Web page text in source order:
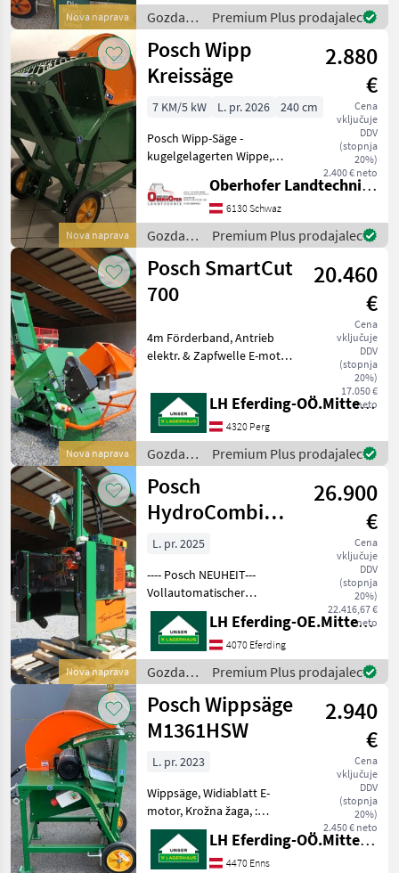
Nova naprava
Gozdarska
in
lesarska
mehanizacija
/ Posch
Premium Plus prodajalec
Nova naprava
Posch Wipp
Kreissäge
2.880
€
Cena
vključuje
DDV
(stopnja
20%)
2.400 € neto
7 KM/5 kW L. pr. 2026
240 cm
Posch Wipp-Säge -
kugelgelagerten Wippe,
- mit 5, 5 kW-E-Motor 400V,
S6, CEE 16A (E-Antrieb: mit
Motorschutzschalter und
Phasenwender)
Oberhofer Landtechnik GmbH
6130 Schwaz
Gozdarska
in
lesarska
mehanizacija
/ Posch
Premium Plus prodajalec
Nova naprava
Posch SmartCut
700
20.460
€
Cena
vključuje
DDV
(stopnja
20%)
17.050 €
neto
4m Förderband, Antrieb
elektr. & Zapfwelle E-motor,
trakom, : Krožna žaga s
tekočim trakom Gozdarska
in lesarska mehanizacija
Krožna žag
LH Eferding-OÖ.Mitte, Perg
4320 Perg
Gozdarska
in
lesarska
mehanizacija
/ Posch
Premium Plus prodajalec
Nova naprava
Posch
HydroCombi
22to-M6274FHR
26.900
€
Cena
vključuje
DDV
(stopnja
20%)
22.416,67 €
neto
L. pr. 2025
---- Posch NEUHEIT---
Vollautomatischer
Holzspalter, HydroCombi
22to mit Funkseilwinde 750,
Spalttisch --
https://www.youtube.com/watch?
v=Vs_EBL0Bvis E-motorski
pogo
LH Eferding-OE.Mitte, Eferding
4070 Eferding
Gozdarska
in
lesarska
mehanizacija
/ Posch
Premium Plus prodajalec
Posch Wippsäge
M1361HSW
2.940
€
Cena
vključuje
DDV
(stopnja
20%)
2.450 € neto
L. pr. 2023
Wippsäge, Widiablatt E-
motor, Krožna žaga, :
Krožna žaga Gozdarska in
lesarska mehanizacija
Krožna žaga
LH Eferding-OÖ.Mitte, Enns
4470 Enns